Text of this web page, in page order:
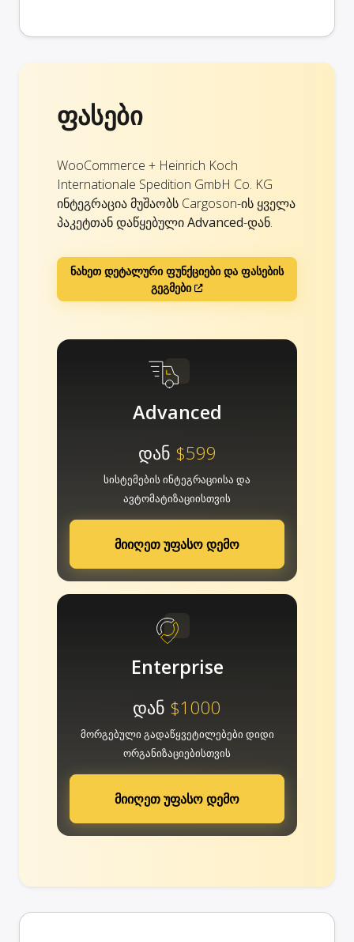
ფასები
WooCommerce + Heinrich Koch
Internationale Spedition GmbH Co. KG
ინტეგრაცია მუშაობს Cargoson-ის ყველა
პაკეტთან დაწყებულიAdvanced-დან.
ნახეთ დეტალური ფუნქციები და ფასების
გეგმები
Advanced
დან $599
სისტემების ინტეგრაციისა და
ავტომატიზაციისთვის
მიიღეთ უფასო დემო
Enterprise
დან $1000
მორგებული გადაწყვეტილებები დიდი
ორგანიზაციებისთვის
მიიღეთ უფასო დემო